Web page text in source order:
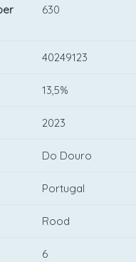
630
40249123
13,5%
2023
Do Douro
Portugal
Rood
6